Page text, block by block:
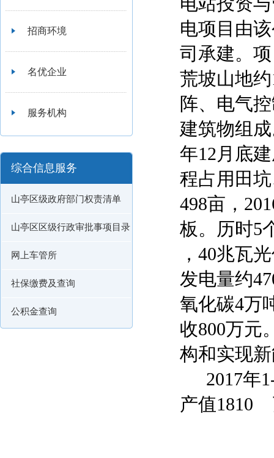
招商环境
名优企业
服务机构
综合信息服务
山亭区级政府部门权责清单
山亭区区级行政审批事项目录
网上车管所
社保缴费及查询
公积金查询
电项目由
司承建。
荒坡山地
阵、电气
建筑物组
年12月底
程占用田
498亩，
板。历时5
，40兆瓦
发电量约
氧化碳4万
收800万元
构和实现
2017年
产值1810